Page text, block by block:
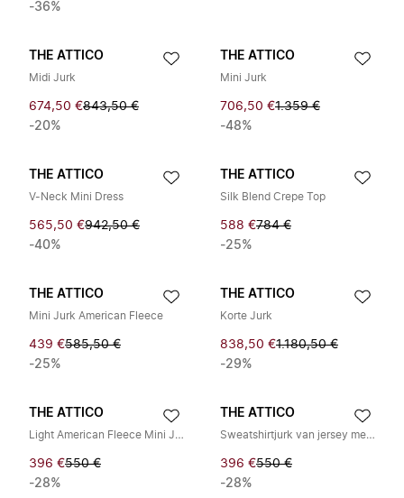
-36%
THE ATTICO
Midi Jurk
674,50 €843,50 €
-20%
THE ATTICO
Mini Jurk
706,50 €1.359 €
-48%
THE ATTICO
V-Neck Mini Dress
565,50 €942,50 €
-40%
THE ATTICO
Silk Blend Crepe Top
588 €784 €
-25%
THE ATTICO
Mini Jurk American Fleece
439 €585,50 €
-25%
THE ATTICO
Korte Jurk
838,50 €1.180,50 €
-29%
THE ATTICO
Light American Fleece Mini Jurk
396 €550 €
-28%
THE ATTICO
Sweatshirtjurk van jersey met katoenmix
396 €550 €
-28%